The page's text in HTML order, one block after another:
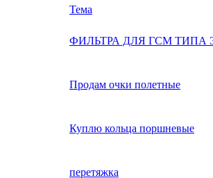
Тема
ФИЛЬТРА ДЛЯ ГСМ ТИПА
Продам очки полетные
Куплю кольца поршневые
перетяжка